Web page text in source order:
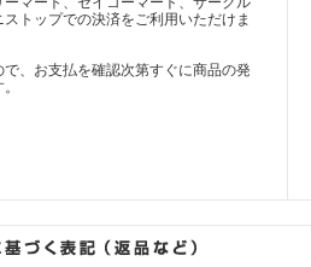
トップでの決済をご利用いただけま
、お支払を確認次第すぐに商品の発